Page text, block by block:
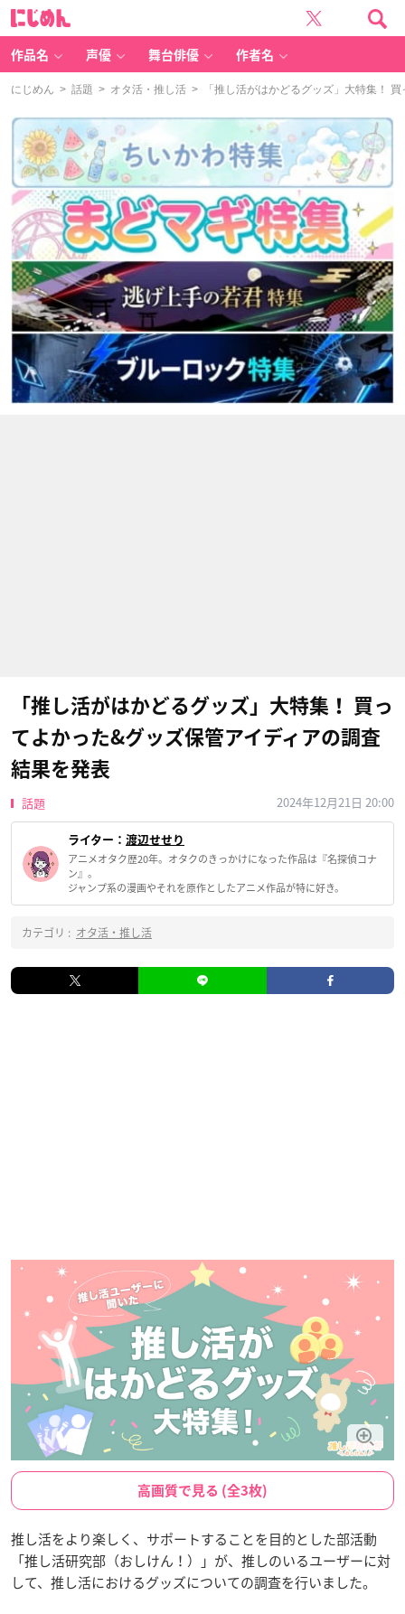
作品名 声優 舞台俳優 作者名
にじめん > 話題 > オタ活・推し活 > 「推し活がはかどるグッズ」大特集！
「推し活がはかどるグッズ」大特集！ 買っ
てよかった&グッズ保管アイディアの調査
結果を発表
話題 2024年12月21日 20:00
ライター： 渡辺せせり
アニメオタク歴20年。オタクのきっかけになった作品は『名探偵コナ
ン』。
ジャンプ系の漫画やそれを原作としたアニメ作品が特に好き。
カテゴリ : オタ活・推し活
高画質で見る (全3枚)
推し活をより楽しく、サポートすることを目的とした部活動
「推し活研究部（おしけん！）」が、推しのいるユーザーに対
して、推し活におけるグッズについての調査を行いました。